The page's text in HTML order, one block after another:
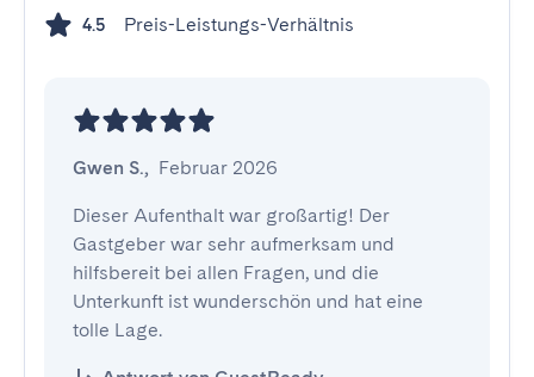
4.5 Preis-Leistungs-Verhältnis
Gwen S., Februar 2026
Dieser Aufenthalt war großartig! Der
Gastgeber war sehr aufmerksam und
hilfsbereit bei allen Fragen, und die
Unterkunft ist wunderschön und hat eine
tolle Lage.